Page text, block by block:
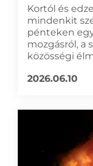
Kortól és
mindenkit
pénteken
mozgásról, a
közösségi
2026.06.10